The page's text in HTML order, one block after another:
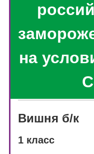
на
Вишня б/к
1 класс